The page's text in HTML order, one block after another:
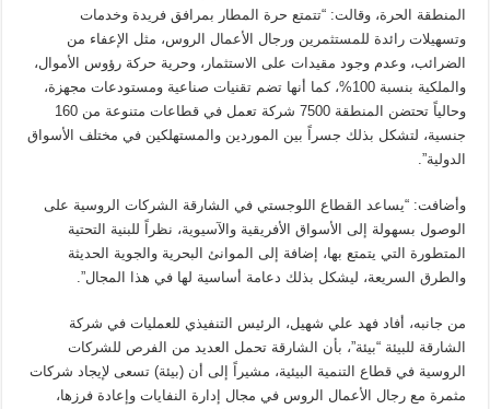
المنطقة الحرة، وقالت: “تتمتع حرة المطار بمرافق فريدة وخدمات
وتسهيلات رائدة للمستثمرين ورجال الأعمال الروس، مثل الإعفاء من
الضرائب، وعدم وجود مقيدات على الاستثمار، وحرية حركة رؤوس الأموال،
والملكية بنسبة 100%، كما أنها تضم تقنيات صناعية ومستودعات مجهزة،
وحالياً تحتضن المنطقة 7500 شركة تعمل في قطاعات متنوعة من 160
جنسية، لتشكل بذلك جسراً بين الموردين والمستهلكين في مختلف الأسواق
الدولية”.
وأضافت: “يساعد القطاع اللوجستي في الشارقة الشركات الروسية على
الوصول بسهولة إلى الأسواق الأفريقية والآسيوية، نظراً للبنية التحتية
المتطورة التي يتمتع بها، إضافة إلى الموانئ البحرية والجوية الحديثة
والطرق السريعة، ليشكل بذلك دعامة أساسية لها في هذا المجال”.
من جانبه، أفاد فهد علي شهيل، الرئيس التنفيذي للعمليات في شركة
الشارقة للبيئة “بيئة”، بأن الشارقة تحمل العديد من الفرص للشركات
الروسية في قطاع التنمية البيئية، مشيراً إلى أن (بيئة) تسعى لإيجاد شركات
مثمرة مع رجال الأعمال الروس في مجال إدارة النفايات وإعادة فرزها،